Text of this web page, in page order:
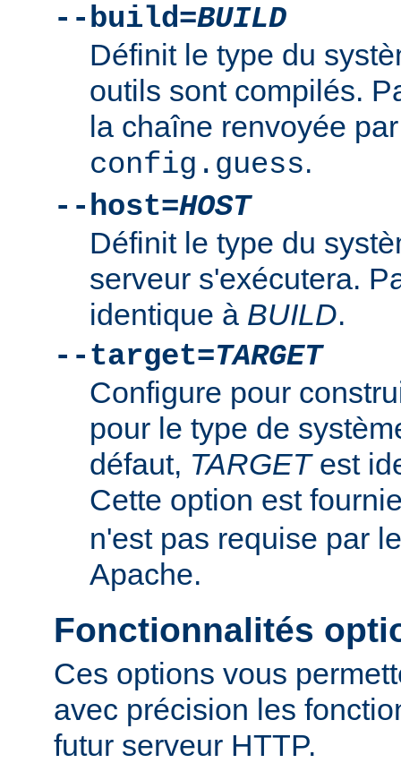
--build=BUILD
Définit le type du
outils sont compilés.
la chaîne renvoyée
config.guess.
--host=HOST
Définit le type du
serveur s'exécutera.
identique à BUILD.
--target=TARGET
Configure pour
pour le type de
défaut, TARGETest
Cette option est
n'est pas requise par
Apache.
Fonctionnalités
Ces options vous
avec précision les
futur serveur HTTP.